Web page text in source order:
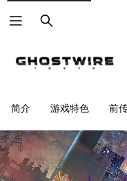
搜
索
简介 游戏特色 前